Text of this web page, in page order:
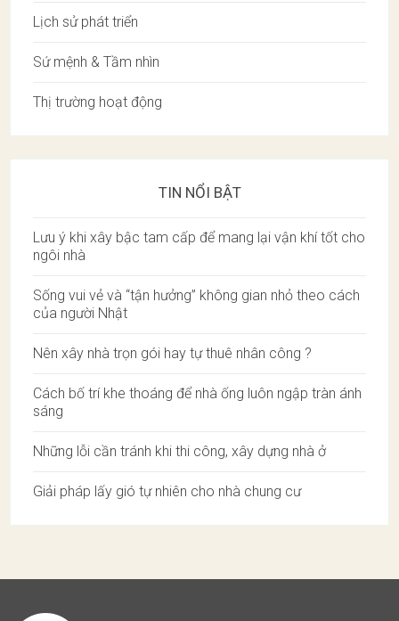
Lịch sử phát triển
Sứ mệnh & Tầm nhìn
Thị trường hoạt động
TIN NỔI BẬT
Lưu ý khi xây bậc tam cấp để mang lại vận khí tốt cho
ngôi nhà
Sống vui vẻ và “tận hưởng” không gian nhỏ theo cách
của người Nhật
Nên xây nhà trọn gói hay tự thuê nhân công ?
Cách bố trí khe thoáng để nhà ống luôn ngập tràn ánh
sáng
Những lỗi cần tránh khi thi công, xây dựng nhà ở
Giải pháp lấy gió tự nhiên cho nhà chung cư